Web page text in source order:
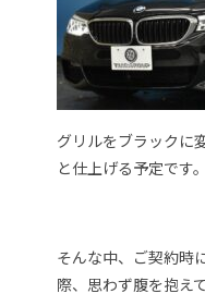
グリルをブラックに
と仕上げる予定です。
そんな中、ご契約時
際、思わず腹を抱え